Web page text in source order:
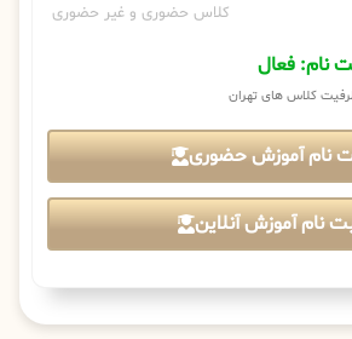
کلاس حضوری و غیر حضوری
نام: فعال
کلاس های تهران
نام آموزش حضوری
نام آموزش آنلاین